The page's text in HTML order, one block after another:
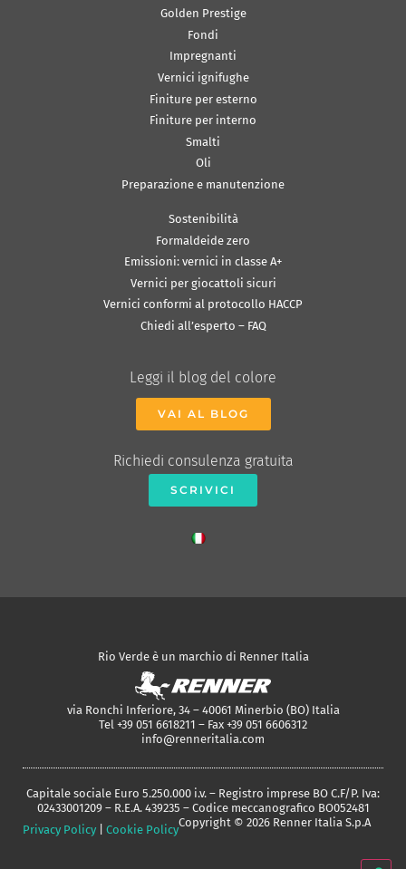
Golden Prestige
Fondi
Impregnanti
Vernici ignifughe
Finiture per esterno
Finiture per interno
Smalti
Oli
Preparazione e manutenzione
Sostenibilità
Formaldeide zero
Emissioni: vernici in classe A+
Vernici per giocattoli sicuri
Vernici conformi al protocollo HACCP
Chiedi all’esperto – FAQ
Leggi il blog del colore
VAI AL BLOG
Richiedi consulenza gratuita
SCRIVICI
Rio Verde è un marchio di Renner Italia
via Ronchi Inferiore, 34 – 40061 Minerbio (BO) Italia
Tel +39 051 6618211 – Fax +39 051 6606312
info@renneritalia.com
Capitale sociale Euro 5.250.000 i.v. – Registro imprese BO C.F/P. Iva:
02433001209 – R.E.A. 439235 – Codice meccanografico BO052481
Privacy Policy
Cookie Policy
Copyright © 2026 Renner Italia S.p.A